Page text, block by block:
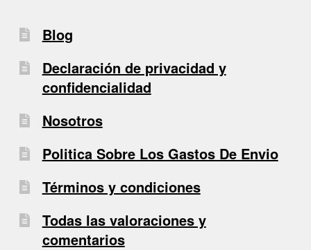
Blog
Declaración de privacidad y
confidencialidad
Nosotros
Politica Sobre Los Gastos De Envio
Términos y condiciones
Todas las valoraciones y
comentarios